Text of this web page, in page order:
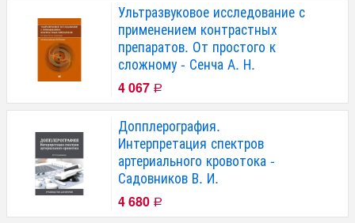
Ультразвуковое исследование с
применением контрастных
препаратов. От простого к
сложному - Сенча А. Н.
4 067 Р
Допплерография.
Интерпретация спектров
артериального кровотока -
Садовников В. И.
4 680 Р